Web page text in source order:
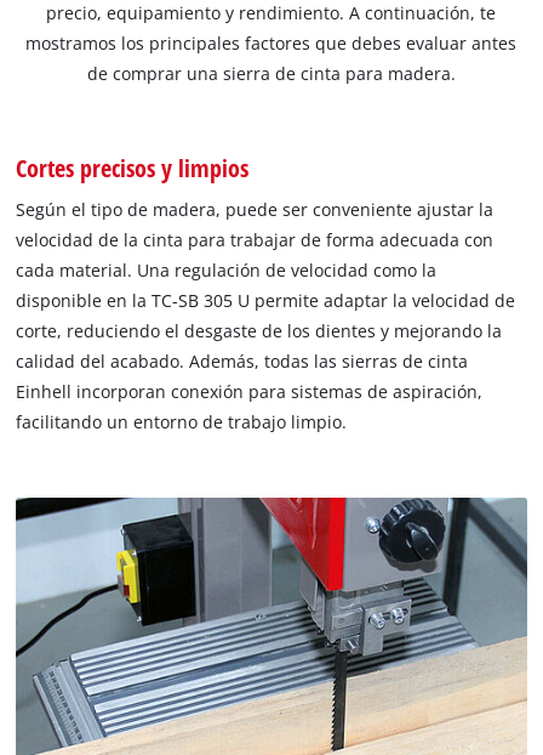
precio, equipamiento y rendimiento. A continuación, te
mostramos los principales factores que debes evaluar antes
de comprar una sierra de cinta para madera.
Cortes precisos y limpios
Según el tipo de madera, puede ser conveniente ajustar la
velocidad de la cinta para trabajar de forma adecuada con
cada material. Una regulación de velocidad como la
disponible en la TC-SB 305 U permite adaptar la velocidad de
corte, reduciendo el desgaste de los dientes y mejorando la
calidad del acabado. Además, todas las sierras de cinta
Einhell incorporan conexión para sistemas de aspiración,
facilitando un entorno de trabajo limpio.